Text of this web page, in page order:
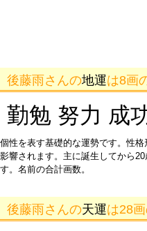
後藤雨さんの地運は8画
勤勉 努力 成
個性を表す基礎的な運勢です。性
影響されます。主に誕生してから
す。名前の合計画数。
後藤雨さんの天運は28